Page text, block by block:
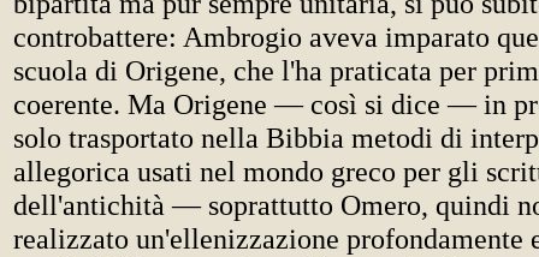
controbattere: Ambrogio aveva imparato
scuola di Origene, che l'ha praticata per
coerente. Ma Origene — così si dice — in
solo trasportato nella Bibbia metodi di
allegorica usati nel mondo greco per gli
dell'antichità — soprattutto Omero, quindi
realizzato un'ellenizzazione profondamente